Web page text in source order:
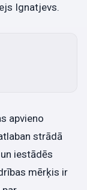
Ignatjevs.
apvieno
strādā
iestādēs
mērķis ir